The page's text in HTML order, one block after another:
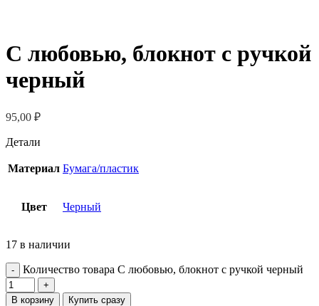
С любовью, блокнот с ручкой
черный
95,00 ₽
Детали
Материал Бумага/пластик
Цвет Черный
17 в наличии
Количество товара С любовью, блокнот с ручкой черный
В корзину Купить сразу